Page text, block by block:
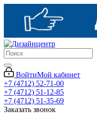
ВойтиМой кабинет
+7 (4712) 52-71-00
+7 (4712) 51-12-85
+7 (4712) 51-35-69
Заказать звонок